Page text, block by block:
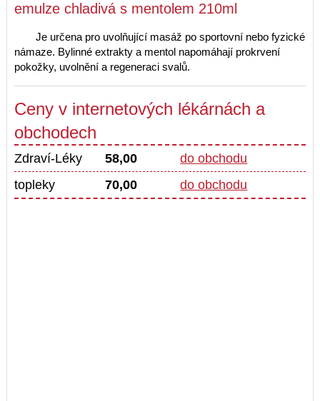
emulze chladivá s mentolem 210ml
Je určena pro uvolňující masáž po sportovní nebo fyzické
námaze. Bylinné extrakty a mentol napomáhají prokrvení
pokožky, uvolnění a regeneraci svalů.
Ceny v internetových lékárnách a
obchodech
Zdraví-Léky 58,00
do obchodu
topleky
70,00 do obchodu